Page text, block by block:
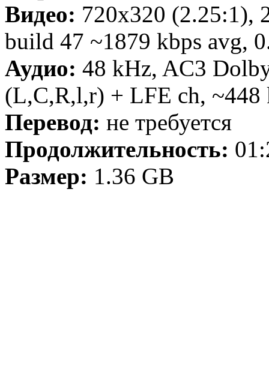
Видео: 720x320 (2.25:1),
build 47 ~1879 kbps avg,
Аудио: 48 kHz, AC3
(L,C,R,l,r) + LFE ch, ~448
Перевод: не требуется
Продолжительность:
Размер: 1.36 GB